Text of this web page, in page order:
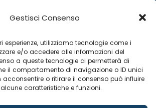
Gestisci Consenso
esperienze, utilizziamo tecnologie come i
e/o accedere alle informazioni del
a queste tecnologie ci permetterà di
il comportamento di navigazione o ID unici
acconsentire o ritirare il consenso può influire
caratteristiche e funzioni.